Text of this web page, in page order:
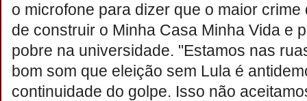
o microfone para dizer que o maior
de construir o Minha Casa Minha Vida e
pobre na universidade. "Estamos nas
bom som que eleição sem Lula é
continuidade do golpe. Isso não